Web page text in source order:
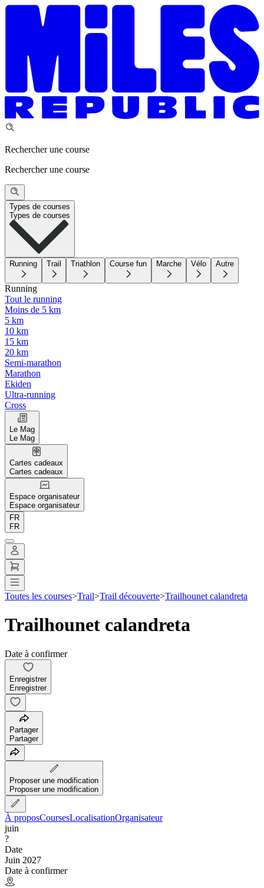
Rechercher une course
Rechercher une course
Types de courses
Types de courses
Running Trail Triathlon Course fun Marche Vélo Autre
Running
Tout le running
Moins de 5 km
5 km
10 km
15 km
20 km
Semi-marathon
Marathon
Ekiden
Ultra-running
Cross
Le Mag
Le Mag
Cartes cadeaux
Cartes cadeaux
Espace organisateur
Espace organisateur
FR
FR
Toutes les courses>Trail>Trail découverte>Trailhounet calandreta
Trailhounet calandreta
Date à confirmer
Enregistrer
Enregistrer
Partager
Partager
Proposer une modification
Proposer une modification
À proposCoursesLocalisationOrganisateur
juin
?
Date
Juin 2027
Date à confirmer